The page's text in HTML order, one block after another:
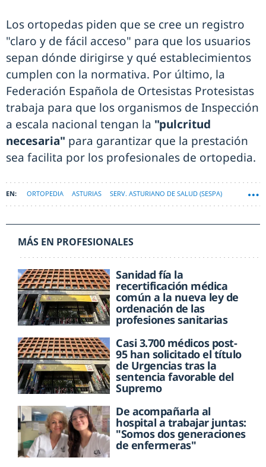
Los ortopedas piden que se cree un registro
"claro y de fácil acceso" para que los usuarios
sepan dónde dirigirse y qué establecimientos
cumplen con la normativa. Por último, la
Federación Española de Ortesistas Protesistas
trabaja para que los organismos de Inspección
a escala nacional tengan la "pulcritud
necesaria" para garantizar que la prestación
sea facilita por los profesionales de ortopedia.
ORTOPEDIA ASTURIAS SERV. ASTURIANO DE SALUD (SESPA)
MÁS EN PROFESIONALES
Sanidad fía la
recertificación médica
común a la nueva ley de
ordenación de las
profesiones sanitarias
Casi 3.700 médicos post-
95 han solicitado el título
de Urgencias tras la
sentencia favorable del
Supremo
De acompañarla al
hospital a trabajar juntas:
"Somos dos generaciones
de enfermeras"